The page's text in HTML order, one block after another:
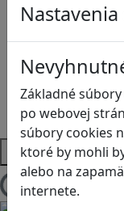
Základné
po webovej
súbory cookies
ktoré by mohli
alebo na
internete.
Ľudské práva
Motorika a
Sociálne
Strategické
Zdravie a
Platformy
Načítam blogy